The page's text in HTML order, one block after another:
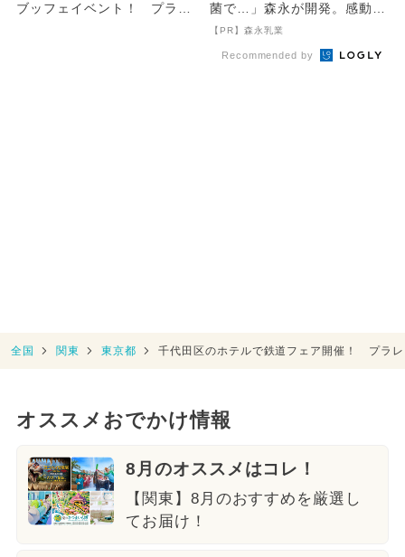
ブッフェイベント！ プラレ
菌で…」森永が開発。感動の
70代続出
【PR】森永乳業
Recommended by
全国 関東 東京都 千代田区のホテルで鉄道フェア開催！ プラ
オススメおでかけ情報
8月のオススメはコレ！
【関東】8月のおすすめを厳選し
てお届け！